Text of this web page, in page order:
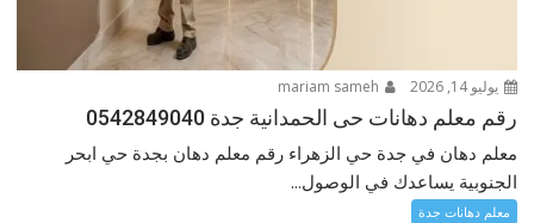
يوليو 14, 2026
رقم معلم دهانات حى الحمدانية جدة 0542849040
معلم دهان في جدة حي الزهراء رقم معلم دهان بجدة حي ابحر
الجنوبية يساعدك في الوصول...
معلم دهانات جدة